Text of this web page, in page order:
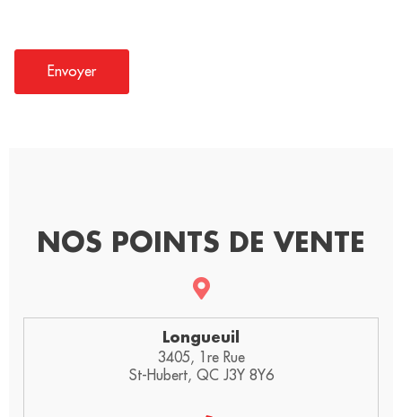
NOS POINTS DE VENTE
Longueuil
3405, 1re Rue
St-Hubert, QC J3Y 8Y6